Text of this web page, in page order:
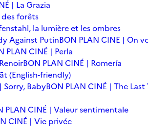
| La Grazia
des forêts
la lumière et les ombres
Against PutinBON PLAN CINE | On
PLAN CINÉ | Perla
BON PLAN CINÉ | Romería
(English-friendly)
Sorry, BabyBON PLAN CINÉ | The
PLAN CINÉ | Valeur sentimentale
CINÉ | Vie privée